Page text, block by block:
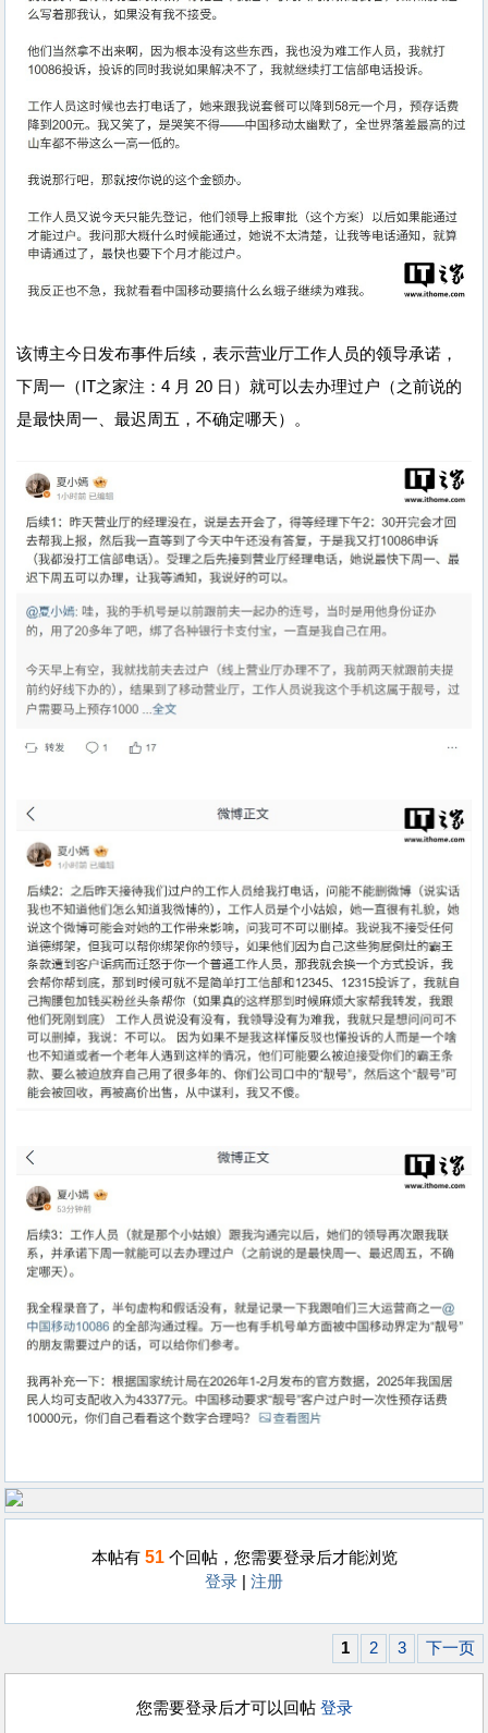
该博主今日发布事件后续，表示营业厅工作人员的领导承诺，
下周一（IT之家注：4 月 20 日）就可以去办理过户（之前说的
是最快周一、最迟周五，不确定哪天）。
本帖有 51个回帖，您需要登录后才能浏览
登录
注册
1 2 3 下一页
您需要登录后才可以回帖 登录